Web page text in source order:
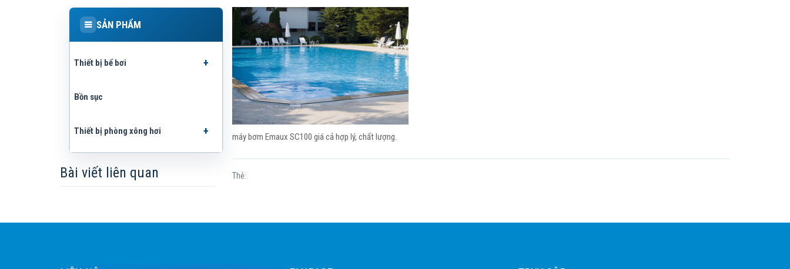
máy bơm Emaux SC100 giá cả hợp lý, chất lượng.
Thẻ:
SẢN PHẨM
Thiết bị bể bơi
Bồn sục
Thiết bị phòng xông hơi
Bài viết liên quan